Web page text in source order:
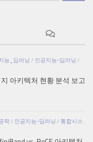
능_딥러닝 / 인공지능-딥러닝 /
지 아키텍처 현황 분석 보고
학/ 인공지능-딥러닝 / 통합시스